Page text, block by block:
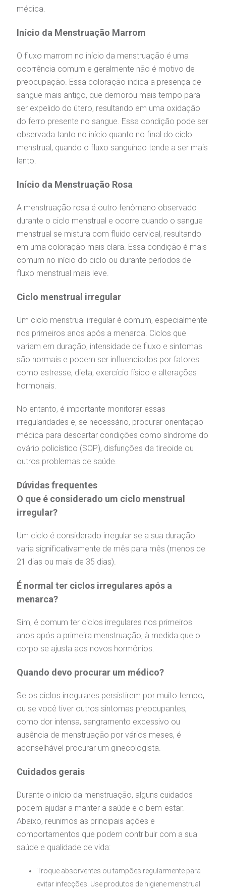
médica.
Início da Menstruação Marrom
O fluxo marrom no início da menstruação é uma
ocorrência comum e geralmente não é motivo de
preocupação. Essa coloração indica a presença de
sangue mais antigo, que demorou mais tempo para
ser expelido do útero, resultando em uma oxidação
do ferro presente no sangue. Essa condição pode ser
observada tanto no início quanto no final do ciclo
menstrual, quando o fluxo sanguíneo tende a ser mais
lento.
Início da Menstruação Rosa
A menstruação rosa é outro fenômeno observado
durante o ciclo menstrual e ocorre quando o sangue
menstrual se mistura com fluido cervical, resultando
em uma coloração mais clara. Essa condição é mais
comum no início do ciclo ou durante períodos de
fluxo menstrual mais leve.
Ciclo menstrual irregular
Um ciclo menstrual irregular é comum, especialmente
nos primeiros anos após a menarca. Ciclos que
variam em duração, intensidade de fluxo e sintomas
são normais e podem ser influenciados por fatores
como estresse, dieta, exercício físico e alterações
hormonais.
No entanto, é importante monitorar essas
irregularidades e, se necessário, procurar orientação
médica para descartar condições como síndrome do
ovário policístico (SOP), disfunções da tireoide ou
outros problemas de saúde.
Dúvidas frequentes
O que é considerado um ciclo menstrual
irregular?
Um ciclo é considerado irregular se a sua duração
varia significativamente de mês para mês (menos de
21 dias ou mais de 35 dias).
É normal ter ciclos irregulares após a
menarca?
Sim, é comum ter ciclos irregulares nos primeiros
anos após a primeira menstruação, à medida que o
corpo se ajusta aos novos hormônios.
Quando devo procurar um médico?
Se os ciclos irregulares persistirem por muito tempo,
ou se você tiver outros sintomas preocupantes,
como dor intensa, sangramento excessivo ou
ausência de menstruação por vários meses, é
aconselhável procurar um ginecologista
Cuidados gerais
Durante o início da menstruação, alguns cuidados
podem ajudar a manter a saúde e o bem-estar.
Abaixo, reunimos as principais ações e
comportamentos que podem contribuir com a sua
saúde e qualidade de vida:
Troque absorventes ou tampões regularmente para
evitar infecções. Use produtos de higiene menstrual